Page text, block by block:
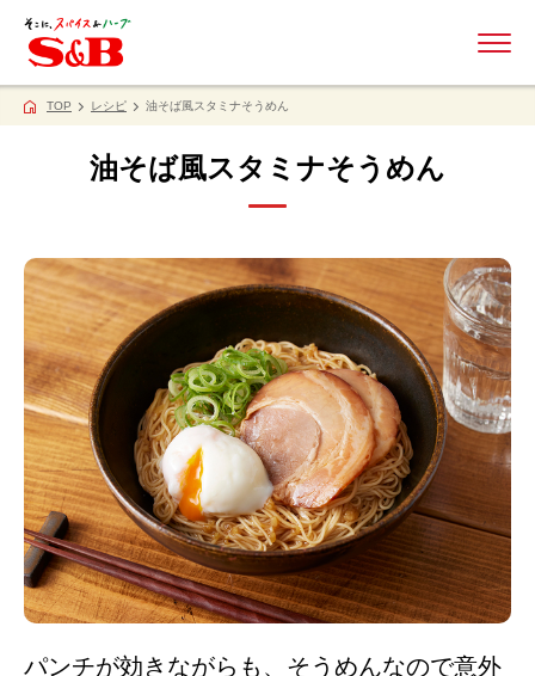
TOP レシピ 油そば風スタミナそうめん
油そば風スタミナそうめん
パンチが効きながらも、そうめんなので意外